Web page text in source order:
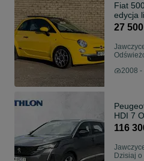
Fiat
edycja
27 500
2008 -
HDI 7
SALON
116
Dzisiaj o